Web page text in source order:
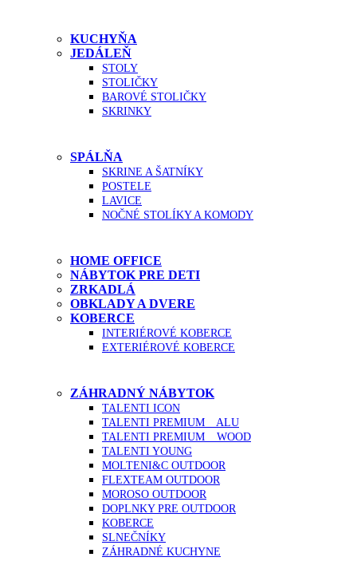
KUCHYŇA
JEDÁLEŇ
STOLY
STOLIČKY
BAROVÉ STOLIČKY
SKRINKY
SPÁLŇA
SKRINE A ŠATNÍKY
POSTELE
LAVICE
NOČNÉ STOLÍKY A KOMODY
HOME OFFICE
NÁBYTOK PRE DETI
ZRKADLÁ
OBKLADY A DVERE
KOBERCE
INTERIÉROVÉ KOBERCE
EXTERIÉROVÉ KOBERCE
ZÁHRADNÝ NÁBYTOK
TALENTI ICON
TALENTI PREMIUM _ ALU
TALENTI PREMIUM _ WOOD
TALENTI YOUNG
MOLTENI&C OUTDOOR
FLEXTEAM OUTDOOR
MOROSO OUTDOOR
DOPLNKY PRE OUTDOOR
KOBERCE
SLNEČNÍKY
ZÁHRADNÉ KUCHYNE